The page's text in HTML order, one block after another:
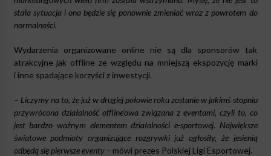
stała sytuacja i ona będzie się ponownie zmieniać wraz z powrotem do
normalności.
Wydarzenia organizowane online nie są dla sponsorów tak
atrakcyjne jak offline ze względu na mniejszą ekspozycję marki
i inne spadające korzyści z inwestycji.
– Liczymy na to, że już w drugiej połowie roku zostanie w jakimś stopniu
przywrócona działalność offline’owa związana z eventami, czyli to, co
jest bardzo ważnym elementem działalności e-sportowej. Największe
światowe podmioty organizujące rozgrywki już ogłosiły, że jesienią
odbędą się pierwsze eventy – mówi prezes Polskiej Ligi Esportowej.